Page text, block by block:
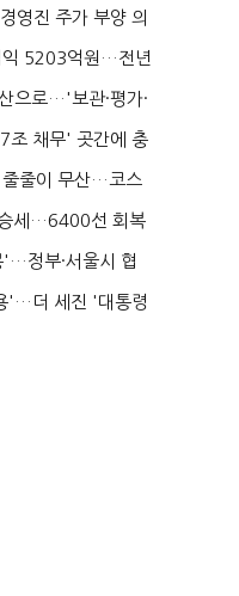
영진 주가 부양 의
익 5203억원…전년
으로…'보관·평가·
채무' 곳간에 충
줄줄이 무산…코스
세…6400선 회복
정부·서울시 협
'…더 세진 '대통령